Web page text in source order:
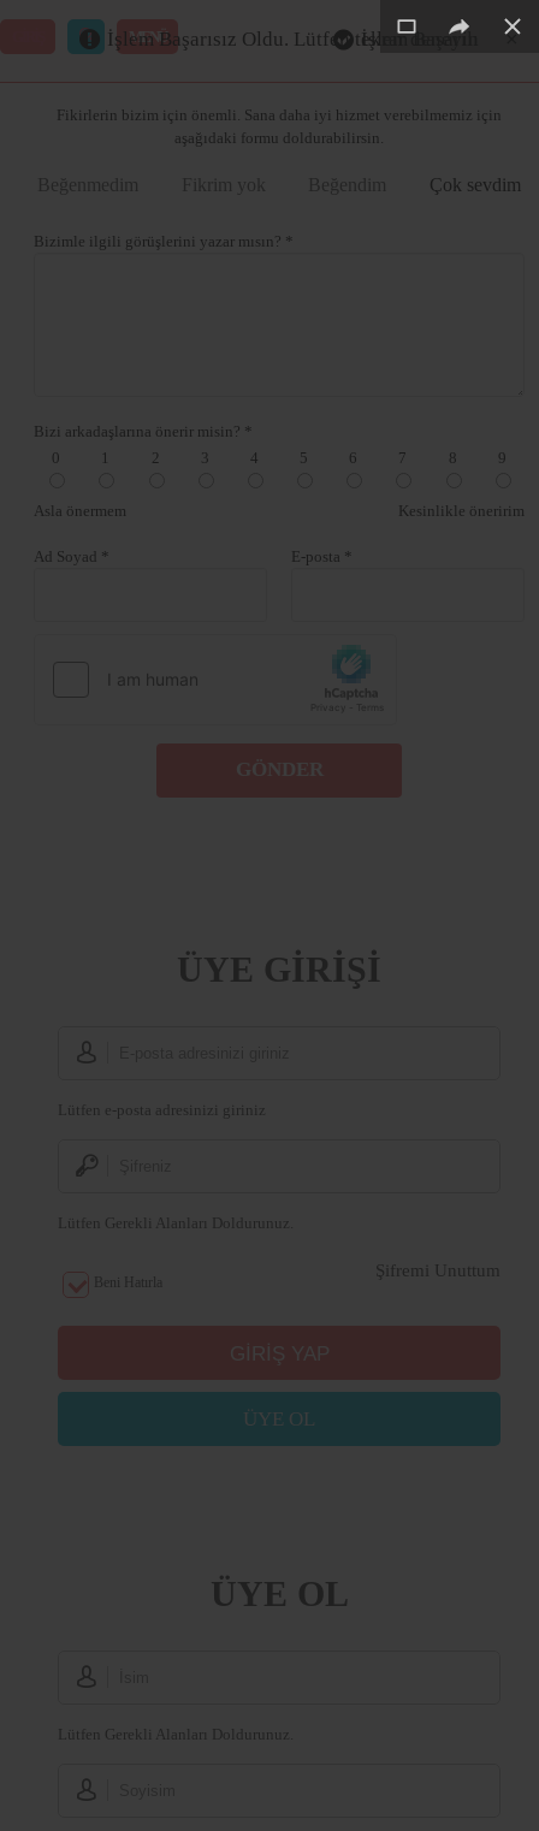
MENÜ
Fikirlerin bizim için önemli. Sana daha iyi hizmet verebilmemiz için
aşağıdaki formu doldurabilirsin.
Beğenmedim Fikrim yok Beğendim Çok sevdim
Bizimle ilgili görüşlerini yazar mısın? *
Bizi arkadaşlarına önerir misin? *
0
1 2 3 4 5 6 7 8 9
Asla önermem Kesinlikle öneririm
Ad Soyad * E-posta *
×
ÜYE GİRİŞİ
Lütfen e-posta adresinizi giriniz
Lütfen Gerekli Alanları Doldurunuz.
Beni Hatırla
Şifremi Unuttum
ÜYE OL
×
ÜYE OL
Lütfen Gerekli Alanları Doldurunuz.
×
İşlem Başarılı ×
İşlem Başarısız Oldu. Lütfen tekrar deneyin ×